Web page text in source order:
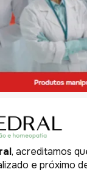
, acreditamos
e próximo